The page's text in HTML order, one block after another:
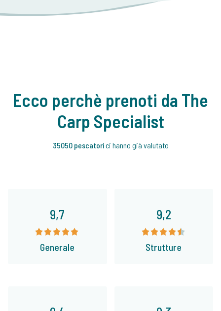
Ecco perchè prenoti da The
Carp Specialist
35050 pescatorici hanno già valutato
9,7
Generale
9,2
Strutture